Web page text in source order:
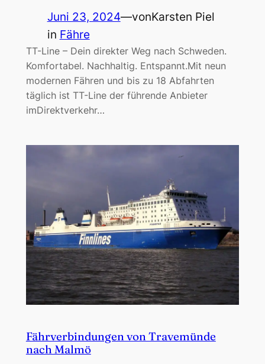
Juni 23, 2024—vonKarsten Piel
in Fähre
TT-Line – Dein direkter Weg nach Schweden.
Komfortabel. Nachhaltig. Entspannt.Mit neun
modernen Fähren und bis zu 18 Abfahrten
täglich ist TT-Line der führende Anbieter
imDirektverkehr…
Fährverbindungen von Travemünde
nach Malmö